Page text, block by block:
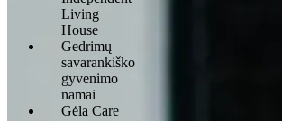
Living
House
Gedrimų
savarankiško
gyvenimo
namai
Gėla Care